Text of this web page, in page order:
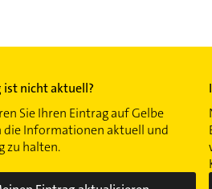
ist nicht aktuell?
Sie Ihren Eintrag auf Gelbe
die Informationen aktuell und
zu halten.